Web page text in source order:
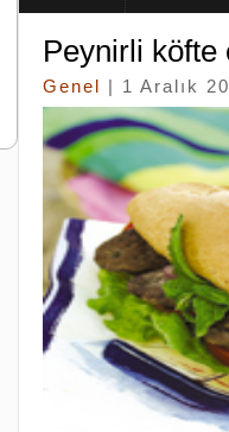
Peynirli köfte
Genel | 1 Aralık